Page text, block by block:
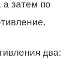
а затем по
два: